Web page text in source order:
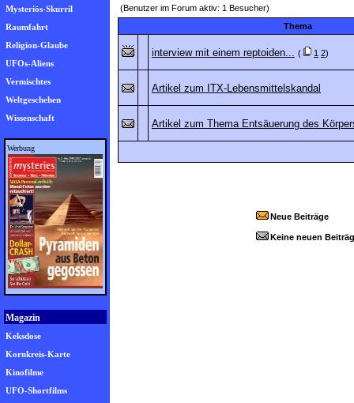
Mysteriös-Skurril
Raumfahrt
Religion-Glaube
UFOs-Aliens
Vermischtes
Weltgeschehen
Wissenschaft
Werbung
Magazin
Keksdose
Kornkreis-Karte
Kinofilme
UFO-Shortfilms
(Benutzer im Forum aktiv: 1 Besucher)
Thema
interview mit einem reptoiden... ( 1 2)
Artikel zum ITX-Lebensmittelskandal
Artikel zum Thema Entsäuerung des
Neue Beiträge
Keine neuen